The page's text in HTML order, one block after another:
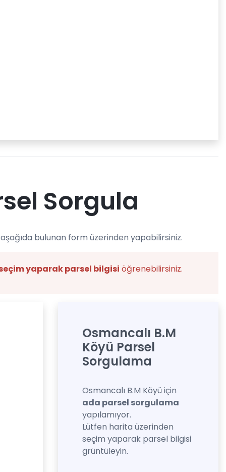
Sorgula
bulunan form üzerinden yapabilirsiniz.
yaparak parsel bilgisi öğrenebilirsiniz.
Osmancalı B.M
Köyü Parsel
Sorgulama
Osmancalı B.M Köyü için
ada parsel sorgulama
yapılamıyor.
Lütfen harita üzerinden
seçim yaparak parsel bilgisi
grüntüleyin.